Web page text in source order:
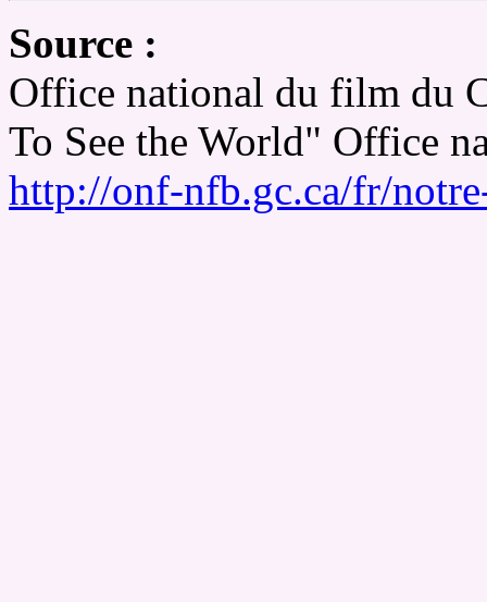
Source :
Office national du film du
To See the World" Office
http://onf-nfb.gc.ca/fr/